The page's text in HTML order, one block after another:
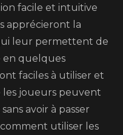
facile et intuitive
apprécieront la
leur permettent de
en quelques
faciles à utiliser et
les joueurs peuvent
avoir à passer
utiliser les